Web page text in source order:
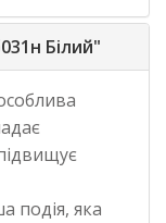
Білий"
подія, яка